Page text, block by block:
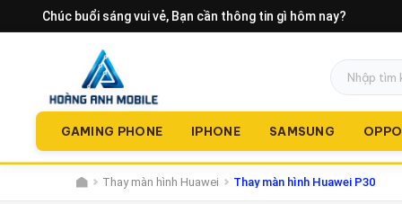
Chúc buổi sáng vui vẻ, Bạn cần thông tin gì hôm nay?
GAMING PHONE IPHONE SAMSUNG OPPO
Thay màn hình Huawei Thay màn hình Huawei P30